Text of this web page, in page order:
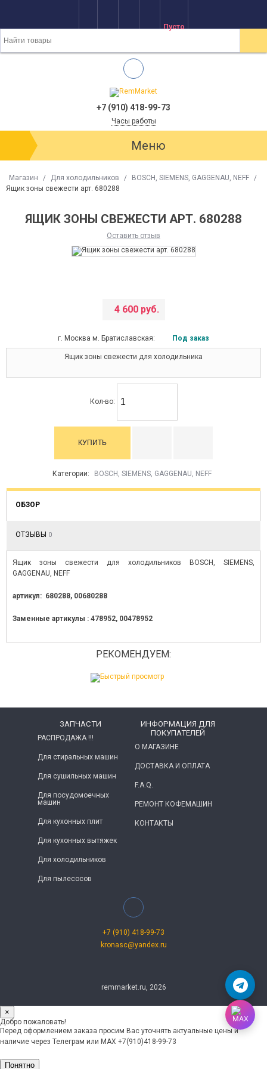
Пусто
+7 (910) 418-99-73
Часы работы
Меню
Магазин / Для холодильников / BOSCH, SIEMENS, GAGGENAU, NEFF /
Ящик зоны свежести арт. 680288
ЯЩИК ЗОНЫ СВЕЖЕСТИ АРТ. 680288
Оставить отзыв
4 600 руб.
г. Москва м. Братиславская: Под заказ
Ящик зоны свежести для холодильника
Кол-во:
Категории: BOSCH, SIEMENS, GAGGENAU, NEFF
ОБЗОР
ОТЗЫВЫ 0
Ящик зоны свежести для холодильников BOSCH, SIEMENS,
GAGGENAU, NEFF
артикул: 680288, 00680288
Заменные артикулы : 478952, 00478952
РЕКОМЕНДУЕМ:
ЗАПЧАСТИ
РАСПРОДАЖА !!!
Для стиральных машин
Для сушильных машин
Для посудомоечных
машин
Для кухонных плит
Для кухонных вытяжек
Для холодильников
Для пылесосов
ИНФОРМАЦИЯ ДЛЯ
ПОКУПАТЕЛЕЙ
О МАГАЗИНЕ
ДОСТАВКА И ОПЛАТА
F.A.Q.
РЕМОНТ КОФЕМАШИН
КОНТАКТЫ
+7 (910) 418-99-73
kronasc@yandex.ru
remmarket.ru, 2026
×
Добро пожаловать!
Перед оформлением заказа просим Вас уточнять актуальные цены и
наличие через Телеграм или MAX +7(910)418-99-73
Понятно